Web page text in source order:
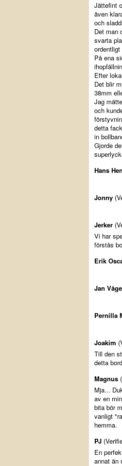
Jättefint
även
och
Det man
svarta
ordentligt
På ena
Efter
Det blir
38mm
Jag
och
detta
in
Gjorde
Hans
Jonny
Jerker
Vi har
förstås
Erik
Jan Våge
Pernilla
Joakim
Till den
detta
Magnus
Mja...
av en
bita bör
vanligt
hemma.
PJ
En
annat än